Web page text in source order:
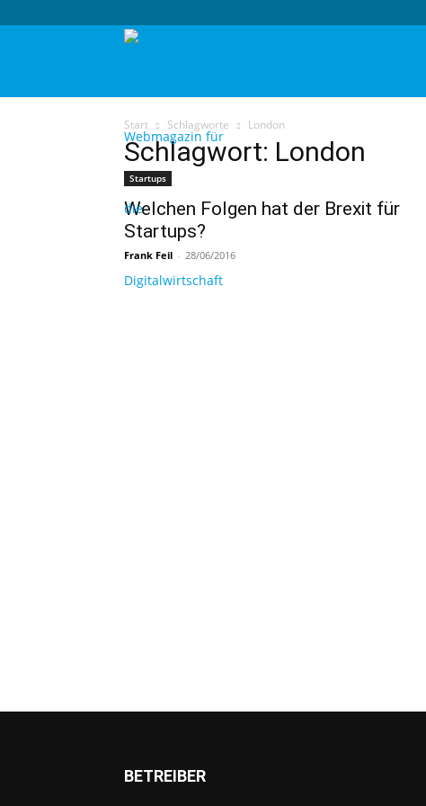
Start Schlagworte London
Schlagwort: London
Startups
Welchen Folgen hat der Brexit für
Startups?
Frank Feil - 28/06/2016
BETREIBER